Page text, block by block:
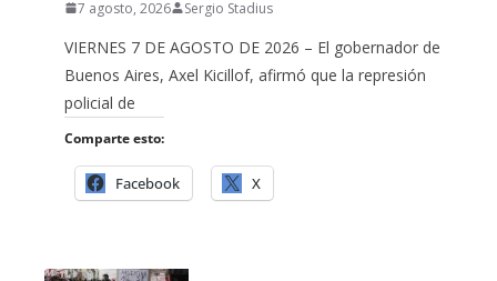
7 agosto, 2026 Sergio Stadius
VIERNES 7 DE AGOSTO DE 2026 – El gobernador de
Buenos Aires, Axel Kicillof, afirmó que la represión
policial de
Comparte esto:
Facebook X